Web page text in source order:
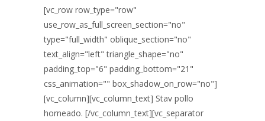
[vc_row row_type="row"
use_row_as_full_screen_section="no"
type="full_width" oblique_section="no"
text_align="left" triangle_shape="no"
padding_top="6" padding_bottom="21"
css_animation="" box_shadow_on_row="no"]
[vc_column][vc_column_text] Stav pollo
horneado. [/vc_column_text][vc_separator